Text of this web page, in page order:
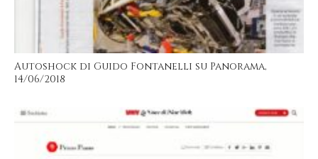
Autoshock di Guido Fontanelli su Panorama,
14/06/2018